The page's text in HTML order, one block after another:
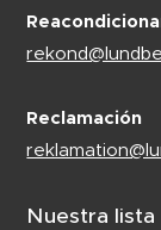
Reclamación
Nuestra